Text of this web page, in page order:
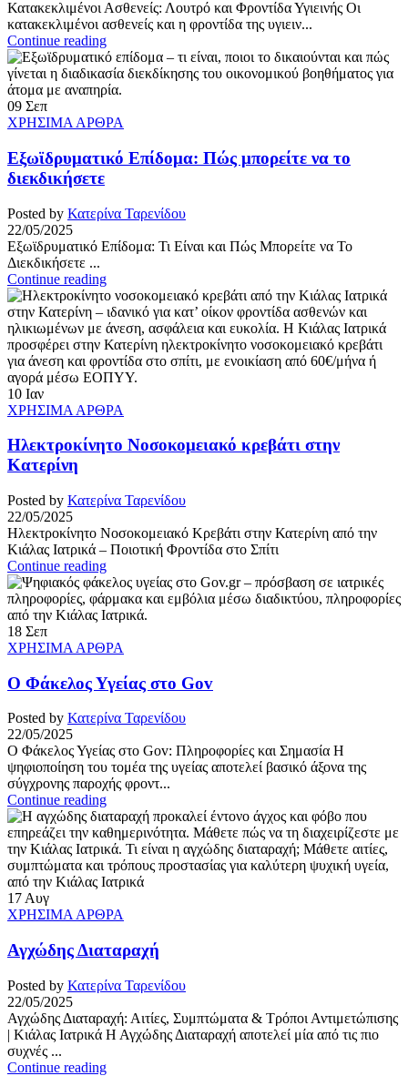
Κατακεκλιμένοι Ασθενείς: Λουτρό και Φροντίδα Υγιεινής Οι
κατακεκλιμένοι ασθενείς και η φροντίδα της υγιειν...
Continue reading
09 Σεπ
ΧΡΗΣΙΜΑ ΑΡΘΡΑ
Εξωϊδρυματικό Επίδομα: Πώς μπορείτε να το
διεκδικήσετε
Posted by Κατερίνα Ταρενίδου
22/05/2025
Εξωϊδρυματικό Επίδομα: Τι Είναι και Πώς Μπορείτε να Το
Διεκδικήσετε ...
Continue reading
10 Ιαν
ΧΡΗΣΙΜΑ ΑΡΘΡΑ
Ηλεκτροκίνητο Νοσοκομειακό κρεβάτι στην
Κατερίνη
Posted by Κατερίνα Ταρενίδου
22/05/2025
Ηλεκτροκίνητο Νοσοκομειακό Κρεβάτι στην Κατερίνη από την
Κιάλας Ιατρικά – Ποιοτική Φροντίδα στο Σπίτι
Continue reading
18 Σεπ
ΧΡΗΣΙΜΑ ΑΡΘΡΑ
Ο Φάκελος Υγείας στο Gov
Posted by Κατερίνα Ταρενίδου
22/05/2025
Ο Φάκελος Υγείας στο Gov: Πληροφορίες και Σημασία Η
ψηφιοποίηση του τομέα της υγείας αποτελεί βασικό άξονα της
σύγχρονης παροχής φροντ...
Continue reading
17 Αυγ
ΧΡΗΣΙΜΑ ΑΡΘΡΑ
Αγχώδης Διαταραχή
Posted by Κατερίνα Ταρενίδου
22/05/2025
Αγχώδης Διαταραχή: Αιτίες, Συμπτώματα & Τρόποι Αντιμετώπισης
| Κιάλας Ιατρικά Η Αγχώδης Διαταραχή αποτελεί μία από τις πιο
συχνές ...
Continue reading